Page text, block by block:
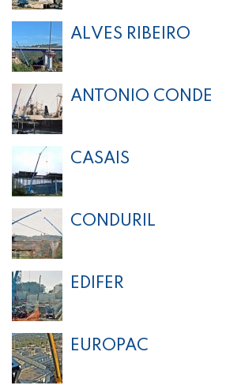
ALVES RIBEIRO
ANTONIO CONDE
CASAIS
CONDURIL
EDIFER
EUROPAC